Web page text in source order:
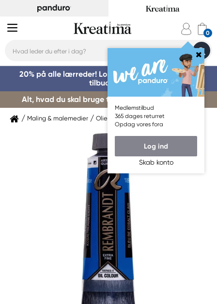
Medlemstilbud
365 dages returret
Opdag vores fora
Log ind
Skab konto
20% på alle lærreder! Log på for at benytte dig af
tilbuddet »
Alt, hvad du skal bruge til kursusstart – køb her »
Maling & malemedier Oliemaling Rembrandt